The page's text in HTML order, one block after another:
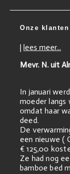
Onze klanten
| lees meer...
Mevr. N. uit
In januari
moeder langs
omdat haar
deed.
De
een nieuwe (
€ 125,00
Ze had nog
bamboe bed